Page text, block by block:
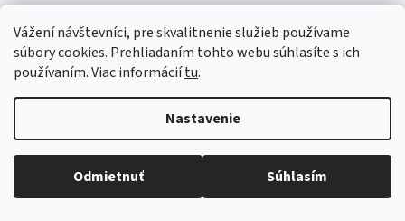
Vážení návštevníci, pre skvalitnenie služieb používame
súbory cookies. Prehliadaním tohto webu súhlasíte s ich
používaním.Viac informáciítu.
Nastavenie
Odmietnuť Súhlasím
€9,56
DO KOŠÍKA
Prémiový cejlónsky zelený čaj Young Hyson s ružovými
lupienkami a jemnou jahodovou arómou v elegantnej
plechovej dóze.